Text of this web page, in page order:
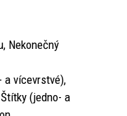
Nekonečný
a vícevrstvé),
(jedno- a